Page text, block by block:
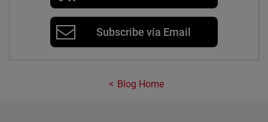
Subscribe via Email
Blog Home